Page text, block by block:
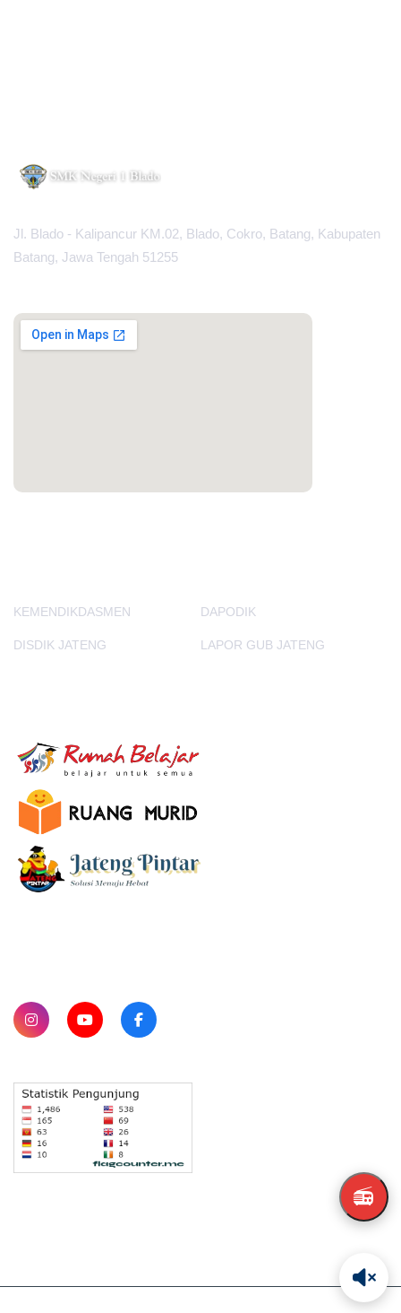
📻
Jl. Blado - Kalipancur KM.02, Blado, Cokro, Batang, Kabupaten
Batang, Jawa Tengah 51255
KEMENDIKDASMEN DAPODIK
DISDIK JATENG LAPOR GUB JATENG